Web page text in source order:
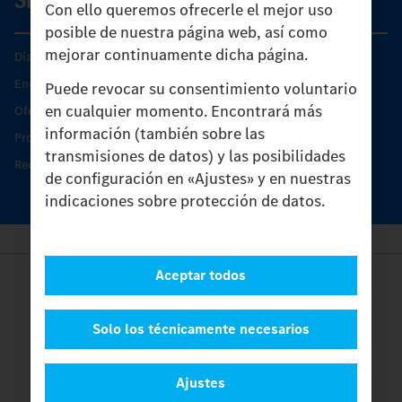
Con ello queremos ofrecerle el mejor uso
posible de nuestra página web, así como
mejorar continuamente dicha página.
Puede revocar su consentimiento voluntario
en cualquier momento. Encontrará más
información (también sobre las
transmisiones de datos) y las posibilidades
de configuración en «Ajustes» y en nuestras
indicaciones sobre protección de datos.
Ajustes
Solo los técnicamente necesarios
Aceptar todos
Días de Servicio del Unimog
Encontrar un socio
Oferta de servicio del Unimog
Productos de piezas y servicio
Recambios originales
Provider
Contacto
Protección de datos
Ajustes